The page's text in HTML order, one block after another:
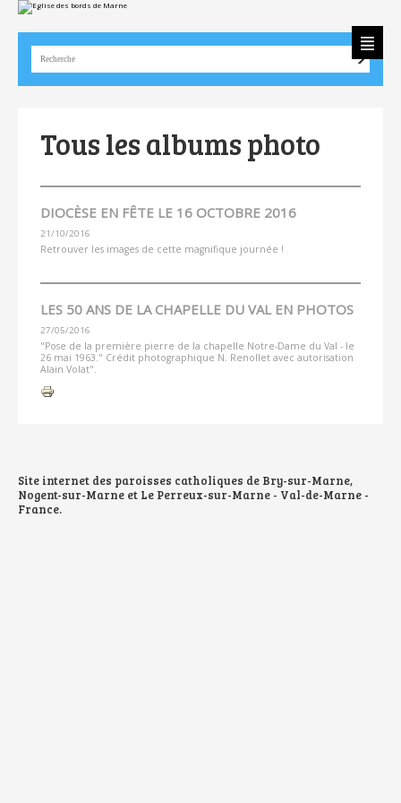
Aller
au
|
Aller
navigation
Outils
personnels
Tous les albums photo
DIOCÈSE EN FÊTE LE 16 OCTOBRE 2016
21/10/2016
Retrouver les images de cette magnifique journée !
LES 50 ANS DE LA CHAPELLE DU VAL EN PHOTOS
27/05/2016
"Pose de la première pierre de la chapelle Notre-Dame du Val - le
26 mai 1963." Crédit photographique N. Renollet avec autorisation
Alain Volat".
Actions
sur
Site internet des paroisses catholiques de Bry-sur-Marne,
Nogent-sur-Marne et Le Perreux-sur-Marne - Val-de-Marne -
France.